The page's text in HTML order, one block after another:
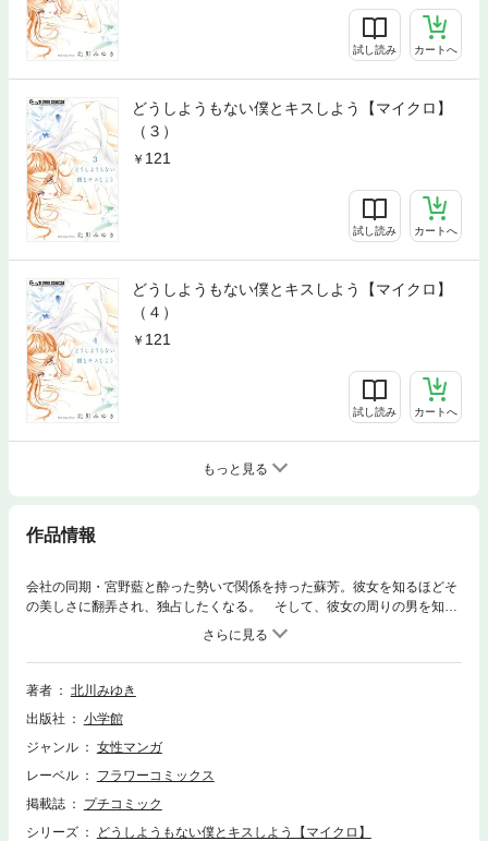
試し読み カートへ
どうしようもない僕とキスしよう【マイクロ】
（３）
121
試し読み カートへ
どうしようもない僕とキスしよう【マイクロ】
（４）
121
試し読み カートへ
もっと見る
作品情報
会社の同期・宮野藍と酔った勢いで関係を持った蘇芳。彼女を知るほどそ
の美しさに翻弄され、独占したくなる。 そして、彼女の周りの男を知る
たびに嫉妬する自分を抑えられない。彼女の視線の先にいる男は、誰なの
著者
北川みゆき
出版社
小学館
ジャンル
女性マンガ
レーベル
フラワーコミックス
掲載誌
プチコミック
シリーズ
どうしようもない僕とキスしよう【マイクロ】